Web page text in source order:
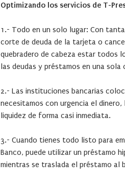
Optimizando los servicios de T-
1.- Todo en un solo lugar: Con
corte de deuda de la tarjeta o
quebradero de cabeza estar todos
las deudas y préstamos en una
2.- Las instituciones bancarias
necesitamos con urgencia el
liquidez de forma casi inmediata.
3.- Cuando tienes todo listo para
Banco, puede utilizar un préstamo
mientras se traslada el préstamo al